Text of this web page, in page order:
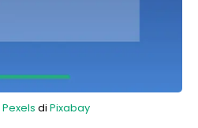
Pexels di Pixabay